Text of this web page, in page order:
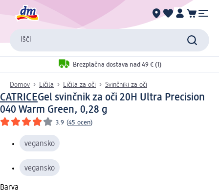
Išči
Brezplačna dostava nad 49 € (1)
Domov Ličila Ličila za oči Svinčniki za oči
CATRICEGel svinčnik za oči 20H Ultra Precision
040 Warm Green, 0,28 g
3.9 (45 ocen)
vegansko
vegansko
Barva